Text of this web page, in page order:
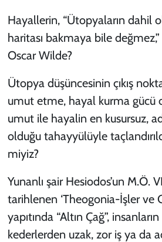
Hayallerin, “Ütopyaların dahil
haritası bakmaya bile
Oscar Wilde?
Ütopya düşüncesinin çıkış
umut etme, hayal kurma gücü
umut ile hayalin en kusursuz,
olduğu tahayyülüyle
miyiz?
Yunanlı şair Hesiodos’un M.Ö.
tarihlenen ‘Theogonia-İşler ve
yapıtında “Altın Çağ”,
kederlerden uzak, zor iş ya da